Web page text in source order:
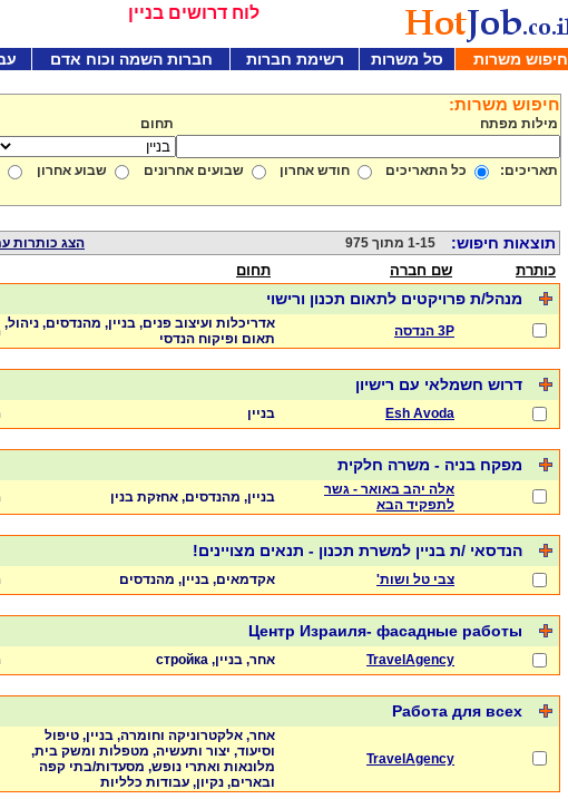
לוח דרושים בניין
חיפוש משרות סל משרות רשימת חברות חברות השמה וכוח אדם
חיפוש משרות:
מילות מפתח תחום
תאריכים: כל התאריכים חודש אחרון שבועים אחרונים שבוע אחרון
תוצאות חיפוש: 1-15 מתוך 975 הצג כותרות
כותרת שם חברה תחום
מנהל/ת פרויקטים לתאום תכנון ורישוי
3P הנדסה
אדריכלות ועיצוב פנים, בניין, מהנדסים, ניהול,
תאום ופיקוח הנדסי
דרוש חשמלאי עם רישיון
Esh Avoda בניין
מפקח בניה - משרה חלקית
אלה יהב באואר - גשר
לתפקיד הבא
בניין, מהנדסים, אחזקת בנין
הנדסאי /ת בניין למשרת תכנון - תנאים מצויינים!
צבי טל ושות' אקדמאים, בניין, מהנדסים
Центр Израиля- фасадные работы
TravelAgency אחר, בניין, стройка
Работа для всех
TravelAgency
אחר, אלקטרוניקה וחומרה, בניין, טיפול
וסיעוד, יצור ותעשיה, מטפלות ומשק בית,
מלונאות ואתרי נופש, מסעדות/בתי קפה
ובארים, נקיון, עבודות כלליות